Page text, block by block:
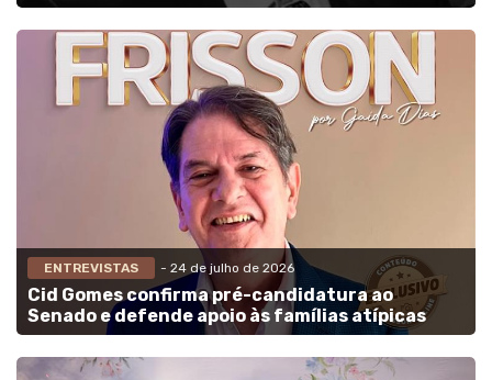
ENTREVISTAS - 24 de julho de 2026
Cid Gomes confirma pré-candidatura ao
Senado e defende apoio às famílias atípicas